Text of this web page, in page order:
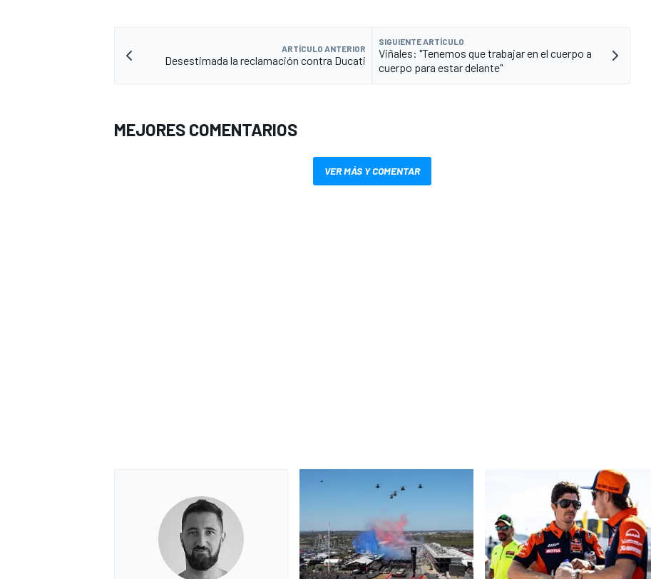
ARTÍCULO ANTERIOR
Desestimada la reclamación contra Ducati
SIGUIENTE ARTÍCULO
Viñales: "Tenemos que trabajar en el cuerpo a
cuerpo para estar delante"
MEJORES COMENTARIOS
VER MÁS Y COMENTAR